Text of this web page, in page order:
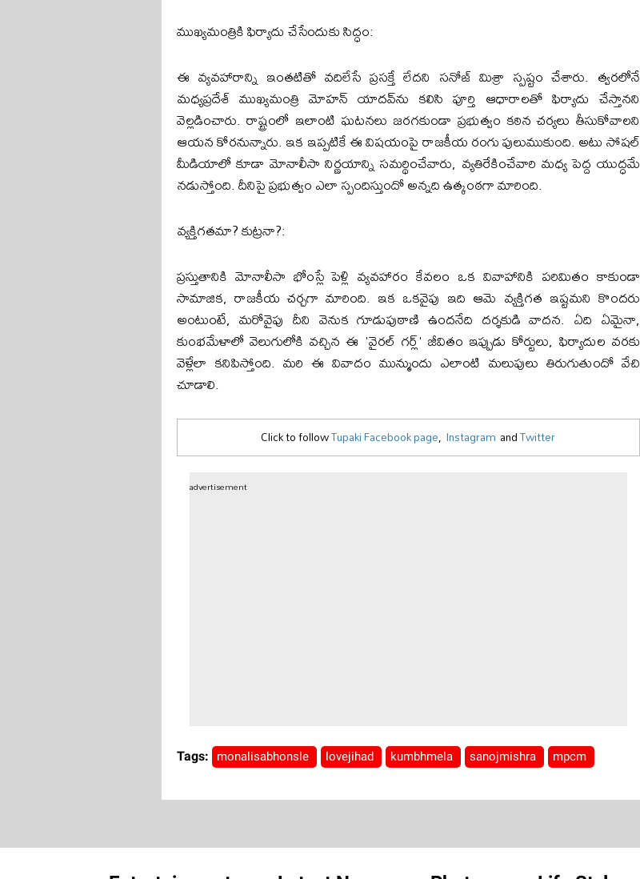
ముఖ్యమంత్రికి ఫిర్యాదు చేసేందుకు సిద్ధం:
ఈ వ్యవహారాన్ని ఇంతటితో వదిలేసే ప్రసక్తే లేదని సనోజ్ మిశ్రా స్పష్టం చేశారు. త్వరలోనే
మధ్యప్రదేశ్ ముఖ్యమంత్రి మోహన్ యాదవ్‌ను కలిసి పూర్తి ఆధారాలతో ఫిర్యాదు చేస్తానని
వెల్లడించారు. రాష్ట్రంలో ఇలాంటి ఘటనలు జరగకుండా ప్రభుత్వం కఠిన చర్యలు తీసుకోవాలని
ఆయన కోరనున్నారు. ఇక ఇప్పటికే ఈ విషయంపై రాజకీయ రంగు పులుముకుంది. అటు సోషల్
మీడియాలో కూడా మోనాలీసా నిర్ణయాన్ని సమర్థించేవారు, వ్యతిరేకించేవారి మధ్య పెద్ద యుద్ధమే
నడుస్తోంది. దీనిపై ప్రభుత్వం ఎలా స్పందిస్తుందో అన్నది ఉత్కంఠగా మారింది.
వ్యక్తిగతమా? కుట్రనా?:
ప్రస్తుతానికి మోనాలీసా భోంస్లే పెళ్లి వ్యవహారం కేవలం ఒక వివాహానికి పరిమితం కాకుండా
సామాజిక, రాజకీయ చర్చగా మారింది. ఇక ఒకవైపు ఇది ఆమె వ్యక్తిగత ఇష్టమని కొందరు
అంటుంటే, మరోవైపు దీని వెనుక గూడుపుఠాణి ఉందనేది దర్శకుడి వాదన. ఏది ఏమైనా,
కుంభమేళాలో వెలుగులోకి వచ్చిన ఈ 'వైరల్ గర్ల్' జీవితం ఇప్పుడు కోర్టులు, ఫిర్యాదుల వరకు
వెళ్లేలా కనిపిస్తోంది. మరి ఈ వివాదం మున్ముందు ఎలాంటి మలుపులు తిరుగుతుందో వేచి
చూడాలి.
Click to followTupaki Facebook page, Instagram andTwitter
advertisement
Tags: monalisabhonsle lovejihad kumbhmela sanojmishra mpcm